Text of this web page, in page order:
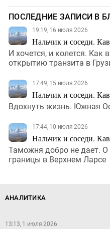
ПОСЛЕДНИЕ ЗАПИСИ В
19:19, 16 июля 2026
Нальчик и соседи.
И хочется, и колется.
открытию транзита в
17:49, 15 июля 2026
Нальчик и соседи.
Вдохнуть жизнь. Южная
17:44, 10 июля 2026
Нальчик и соседи.
Таможня добро не дает. О
границы в Верхнем Ларсе
АНАЛИТИКА
13:13, 1 июля 2026